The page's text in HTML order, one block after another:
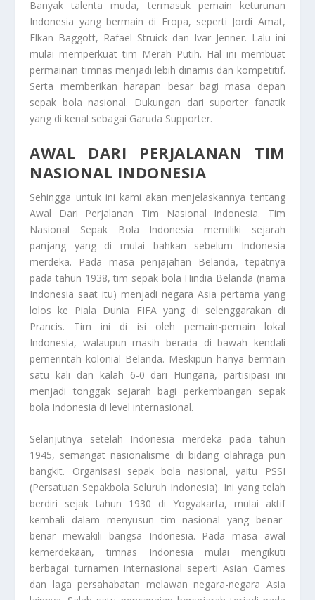
Banyak talenta muda, termasuk pemain keturunan
Indonesia yang bermain di Eropa, seperti Jordi Amat,
Elkan Baggott, Rafael Struick dan Ivar Jenner. Lalu ini
mulai memperkuat tim Merah Putih. Hal ini membuat
permainan timnas menjadi lebih dinamis dan kompetitif.
Serta memberikan harapan besar bagi masa depan
sepak bola nasional. Dukungan dari suporter fanatik
yang di kenal sebagai Garuda Supporter.
AWAL DARI PERJALANAN TIM
NASIONAL INDONESIA
Sehingga untuk ini kami akan menjelaskannya tentang
Awal Dari Perjalanan Tim Nasional Indonesia. Tim
Nasional Sepak Bola Indonesia memiliki sejarah
panjang yang di mulai bahkan sebelum Indonesia
merdeka. Pada masa penjajahan Belanda, tepatnya
pada tahun 1938, tim sepak bola Hindia Belanda (nama
Indonesia saat itu) menjadi negara Asia pertama yang
lolos ke Piala Dunia FIFA yang di selenggarakan di
Prancis. Tim ini di isi oleh pemain-pemain lokal
Indonesia, walaupun masih berada di bawah kendali
pemerintah kolonial Belanda. Meskipun hanya bermain
satu kali dan kalah 6-0 dari Hungaria, partisipasi ini
menjadi tonggak sejarah bagi perkembangan sepak
bola Indonesia di level internasional.
Selanjutnya setelah Indonesia merdeka pada tahun
1945, semangat nasionalisme di bidang olahraga pun
bangkit. Organisasi sepak bola nasional, yaitu PSSI
(Persatuan Sepakbola Seluruh Indonesia). Ini yang telah
berdiri sejak tahun 1930 di Yogyakarta, mulai aktif
kembali dalam menyusun tim nasional yang benar-
benar mewakili bangsa Indonesia. Pada masa awal
kemerdekaan, timnas Indonesia mulai mengikuti
berbagai turnamen internasional seperti Asian Games
dan laga persahabatan melawan negara-negara Asia